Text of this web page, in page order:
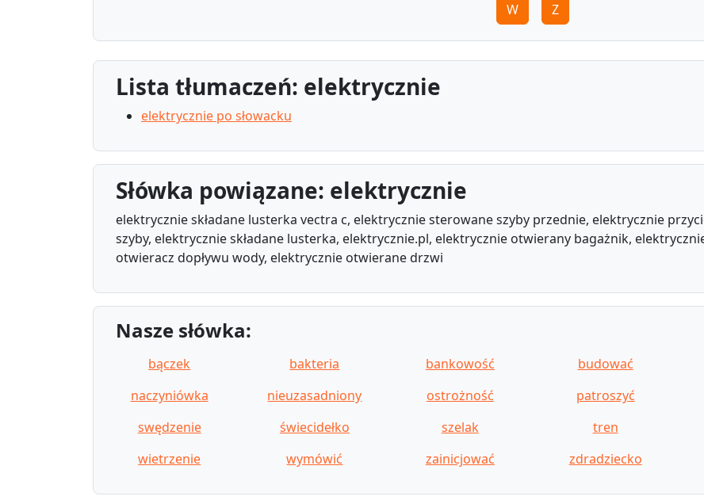
W Z
Lista tłumaczeń: elektrycznie
elektrycznie po słowacku
Słówka powiązane: elektrycznie
elektrycznie składane lusterka vectra c, elektrycznie sterowane szyby przednie, elektrycznie
szyby, elektrycznie składane lusterka, elektrycznie.pl, elektrycznie otwierany bagażnik,
otwieracz dopływu wody, elektrycznie otwierane drzwi
Nasze słówka:
bączek bakteria bankowość budować
naczyniówka
nieuzasadniony ostrożność patroszyć
swędzenie
świecidełko szelak tren
wietrzenie
wymówić zainicjować zdradziecko